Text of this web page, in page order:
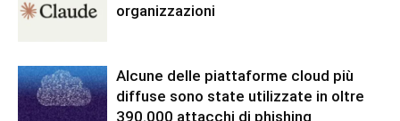
organizzazioni
Alcune delle piattaforme cloud più
diffuse sono state utilizzate in oltre
390.000 attacchi di phishing